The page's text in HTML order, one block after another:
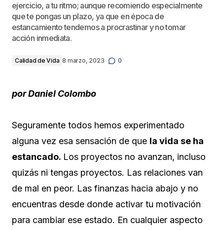
ejercicio, a tu ritmo; aunque recomiendo especialmente
que te pongas un plazo, ya que en época de
estancamiento tendemos a procrastinar y no tomar
acción inmediata.
Calidad de Vida 8 marzo, 2023 0
por Daniel Colombo
Seguramente todos hemos experimentado
alguna vez esa sensación de que la vida se ha
estancado. Los proyectos no avanzan, incluso
quizás ni tengas proyectos. Las relaciones van
de mal en peor. Las finanzas hacia abajo y no
encuentras desde donde activar tu motivación
para cambiar ese estado. En cualquier aspecto